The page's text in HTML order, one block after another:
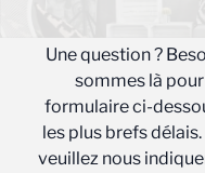
Une question ?
sommes là
formulaire ci-
les plus brefs
veuillez nous